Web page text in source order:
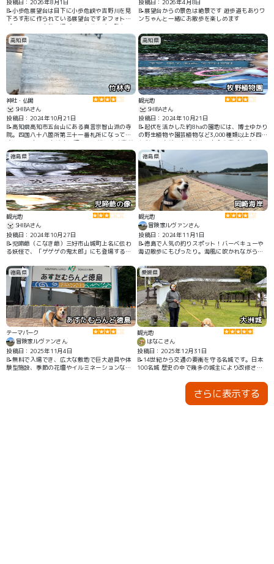
投稿日：2026年8月1日
📝小歩危展望台は目下に小歩危峡や吉野川を見
下ろす形に作られている展望台です🔭フォトス
ポットとして人気の場所で３台分ほどの駐車ス
ペースもあって、開けた景色を観て楽しむこと
ができました👀✨
投稿日：2026年4月8日
📝展望台からの景色は絶景です 遊歩道もありワ
ンちゃんと一緒にお散歩を楽しめます
高知県
竹林寺
神社・仏閣
SHIBAさん
投稿日：2024年10月21日
📝高知県高知市五台山にある真言宗智山派の寺
院。四国八十八箇所第三十一番札所になってま
す。 ワンちゃんも境内に連れて一緒に歩く事が
出来ます。
高知県
牧野植物園
観光地
SHIBAさん
投稿日：2024年10月21日
📝起伏を活かした約8haの園地には、博士ゆかり
の野生植物や園芸植物など3,000種類以上が四季
を彩り、自然の中で植物に出会う喜びを感じる
ことができます。 最近では、朝ドラ108作目
『らんまん』にて牧野富太郎が取り上げられ、
話題になりました。
徳島県
児啼爺の像
観光地
SHIBAさん
投稿日：2024年10月27日
📝児啼爺（こなき爺）三好市山城町上名に伝わ
る妖怪で、「ゲゲゲの鬼太郎」にも登場する有
す。
徳島県
岡崎海岸
観光地
冒険家ルヴァンさん
投稿日：2024年11月1日
📝徳島で人気の釣りスポット！バーベキューや
海辺散歩にもぴったり。海風に吹かれながらの
徳島県
あすたむらんど徳島
テーマパーク
冒険家ルヴァンさん
投稿日：2025年11月4日
📝無料で入場でき、広大な敷地で巨大遊具や体
験型施設、季節の花壇やイルミネーションなど
愛媛県
大洲城
観光地
はなこさん
投稿日：2025年12月31日
📝14世紀から交通の要衝を守る名城です。日本
100名城 歴史の中で幾多の城主により改修され
戸田、藤堂、脇坂、加藤 今は木造復元天守で
さらに表示する